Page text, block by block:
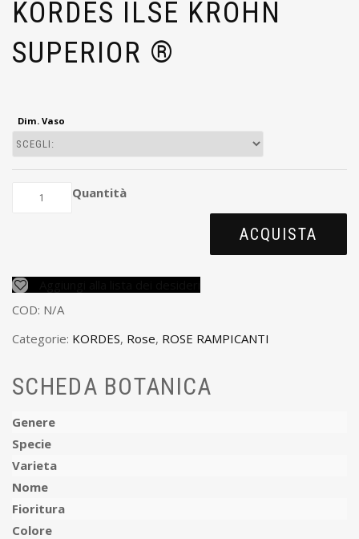
KORDES ILSE KROHN
SUPERIOR ®
Dim. Vaso
Quantità
ACQUISTA
COD: N/A
Categorie: KORDES, Rose, ROSE RAMPICANTI
SCHEDA BOTANICA
Genere
Specie
Varieta
Nome
Fioritura
Colore